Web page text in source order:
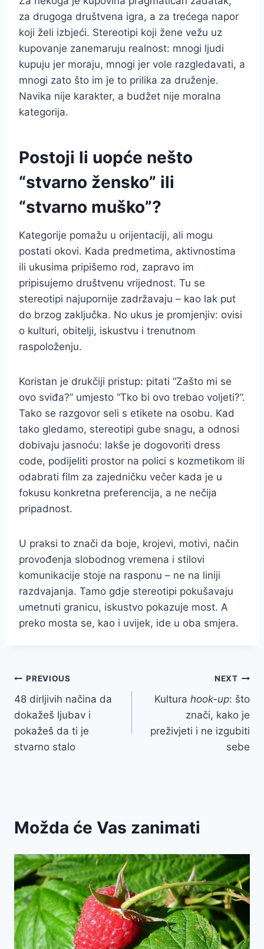
za drugoga društvena igra, a za trećega napor
koji želi izbjeći. Stereotipi koji žene vežu uz
kupovanje zanemaruju realnost: mnogi ljudi
kupuju jer moraju, mnogi jer vole razgledavati, a
mnogi zato što im je to prilika za druženje.
Navika nije karakter, a budžet nije moralna
kategorija.
Postoji li uopće nešto
“stvarno žensko” ili
“stvarno muško”?
Kategorije pomažu u orijentaciji, ali mogu
postati okovi. Kada predmetima, aktivnostima
ili ukusima pripišemo rod, zapravo im
pripisujemo društvenu vrijednost. Tu se
stereotipi najupornije zadržavaju – kao lak put
do brzog zaključka. No ukus je promjenjiv: ovisi
o kulturi, obitelji, iskustvu i trenutnom
raspoloženju.
Koristan je drukčiji pristup: pitati “Zašto mi se
ovo sviđa?” umjesto “Tko bi ovo trebao voljeti?”.
Tako se razgovor seli s etikete na osobu. Kad
tako gledamo, stereotipi gube snagu, a odnosi
dobivaju jasnoću: lakše je dogovoriti dress
code, podijeliti prostor na polici s kozmetikom ili
odabrati film za zajedničku večer kada je u
fokusu konkretna preferencija, a ne nečija
pripadnost.
U praksi to znači da boje, krojevi, motivi, način
provođenja slobodnog vremena i stilovi
komunikacije stoje na rasponu – ne na liniji
razdvajanja. Tamo gdje stereotipi pokušavaju
umetnuti granicu, iskustvo pokazuje most. A
preko mosta se, kao i uvijek, ide u oba smjera.
Post
navigation
PREVIOUS
48 dirljivih načina da
dokažeš ljubav i
pokažeš da ti je
stvarno stalo
NEXT
Kultura hook-up: što
znači, kako je
preživjeti i ne izgubiti
sebe
Možda će Vas zanimati